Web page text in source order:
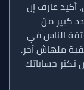
أكيد عارف إن
كبير من
الناس في
ملهاش آخر.
حساباتك